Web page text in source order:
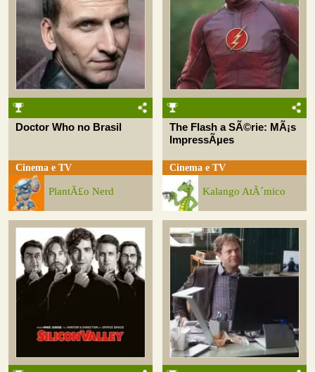
Doctor Who no Brasil
Cinema e TV
PlantÃ£o Nerd
The Flash a SÃ©rie: MÃ¡s
ImpressÃµes
Cinema e TV
Kalango AtÃ´mico